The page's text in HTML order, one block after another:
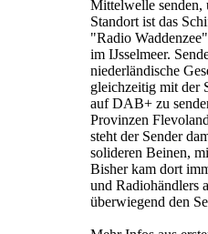
Mittelwelle senden,
Standort ist das
"Radio
im IJsselmeer.
niederländische
gleichzeitig mit der
auf DAB+ zu
Provinzen
steht der Sender
solideren Beinen,
Bisher kam dort
und Radiohändlers
überwiegend den